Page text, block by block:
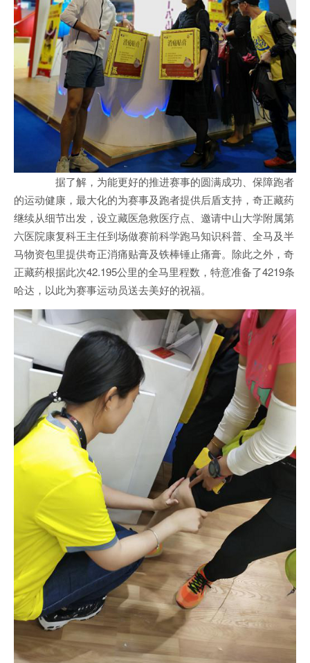
据了解，为能更好的推进赛事的圆满成功、保障跑者
的运动健康，最大化的为赛事及跑者提供后盾支持，奇正藏药
继续从细节出发，设立藏医急救医疗点、邀请中山大学附属第
六医院康复科王主任到场做赛前科学跑马知识科普、全马及半
马物资包里提供奇正消痛贴膏及铁棒锤止痛膏。除此之外，奇
正藏药根据此次42.195公里的全马里程数，特意准备了4219条
哈达，以此为赛事运动员送去美好的祝福。